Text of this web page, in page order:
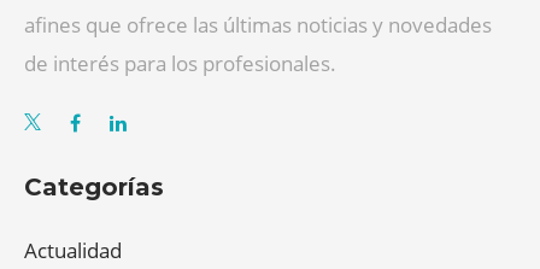
afines que ofrece las últimas noticias y novedades
de interés para los profesionales.
Categorías
Actualidad